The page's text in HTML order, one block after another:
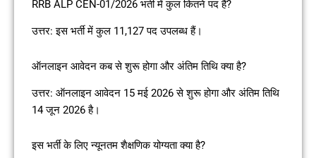
RRB ALP CEN-01/2026 भर्ती में कुल कितने पद हैं?
उत्तर: इस भर्ती में कुल 11,127 पद उपलब्ध हैं।
ऑनलाइन आवेदन कब से शुरू होगा और अंतिम तिथि क्या है?
उत्तर: ऑनलाइन आवेदन 15 मई 2026 से शुरू होगा और अंतिम तिथि
14 जून 2026 है।
इस भर्ती के लिए न्यूनतम शैक्षणिक योग्यता क्या है?